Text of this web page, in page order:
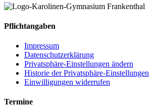
Pflichtangaben
Impressum
Datenschutzerklärung
Privatsphäre-Einstellungen ändern
Historie der Privatsphäre-Einstellungen
Einwilligungen widerrufen
Termine